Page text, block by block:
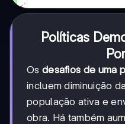
Políticas
Os desafios de uma
incluem diminuição
população ativa e
obra. Há também